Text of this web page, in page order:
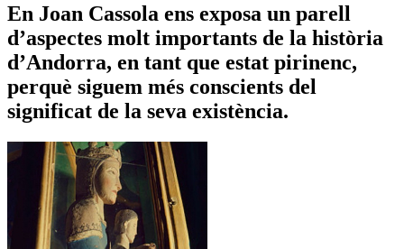
En Joan Cassola ens exposa un parell
d’aspectes molt importants de la història
d’Andorra, en tant que estat pirinenc,
perquè siguem més conscients del
significat de la seva existència.